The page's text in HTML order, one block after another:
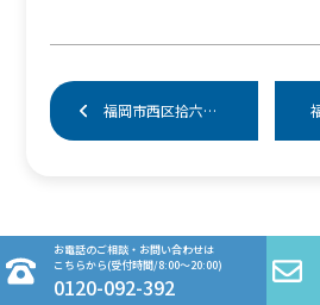
福岡市西区拾六町 不要品回収
お電話のご相談・お問い合わせは
こちらから(受付時間/8:00～20:00)
0120-092-392